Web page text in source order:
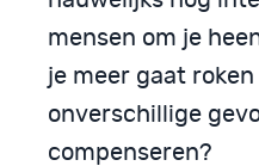
mensen om je
je meer gaat
onverschillige
compenseren?